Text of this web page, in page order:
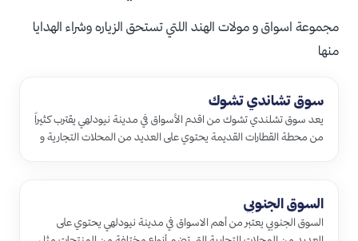
مجموعة اسواق و مولات الهند اللتي تستحق الزياره وشراء الهدايا
منها
سوق تشاندي تشوك
يعد سوق تشلندي تشوك من اقدم الأسواق في مدينة نيودلهي يقترب كثيراً
من محطة القطارات القديمة يحتوي على العديد من المحلات التجارية و
السوق الجنوبي
السوق الجنوبي يعتبر من أهم الاسواق في مدينة نيودلهي يحتوي على